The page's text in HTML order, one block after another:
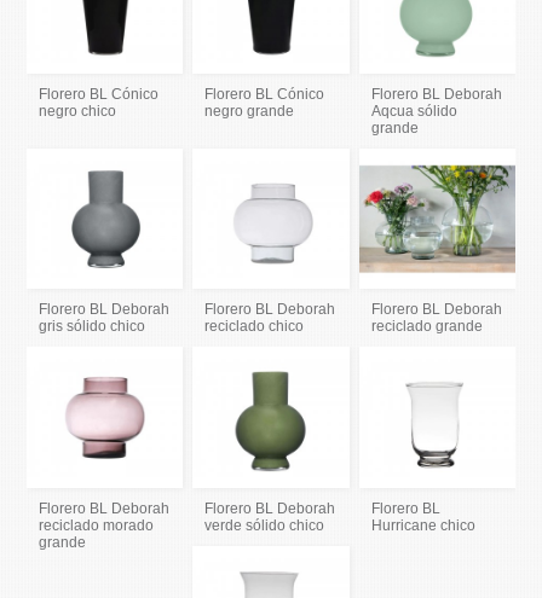
Florero BL Cónico
negro chico
Florero BL Cónico
negro grande
Florero BL Deborah
Aqcua sólido
grande
Florero BL Deborah
gris sólido chico
Florero BL Deborah
reciclado chico
Florero BL Deborah
reciclado grande
Florero BL Deborah
reciclado morado
grande
Florero BL Deborah
verde sólido chico
Florero BL
Hurricane chico